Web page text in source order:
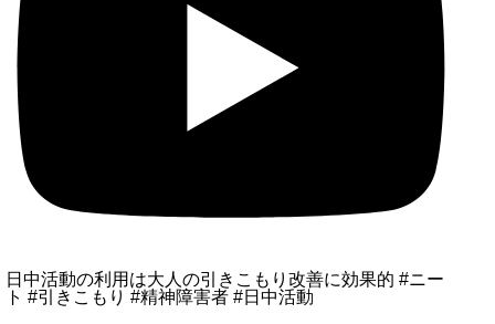
日中活動の利用は大人の引きこもり改善に効果的 #ニー
ト #引きこもり #精神障害者 #日中活動